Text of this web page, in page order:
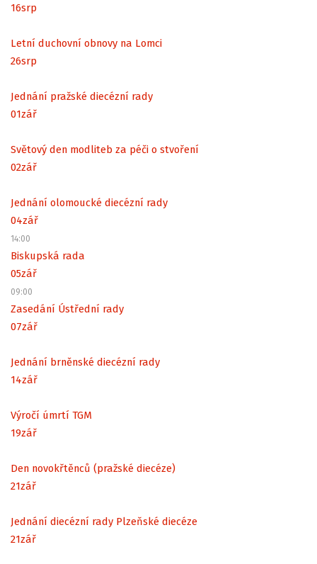
16srp
Letní duchovní obnovy na Lomci
26srp
Jednání pražské diecézní rady
01zář
Světový den modliteb za péči o stvoření
02zář
Jednání olomoucké diecézní rady
04zář
14:00
Biskupská rada
05zář
09:00
Zasedání Ústřední rady
07zář
Jednání brněnské diecézní rady
14zář
Výročí úmrtí TGM
19zář
Den novokřtěnců (pražské diecéze)
21zář
Jednání diecézní rady Plzeňské diecéze
21zář